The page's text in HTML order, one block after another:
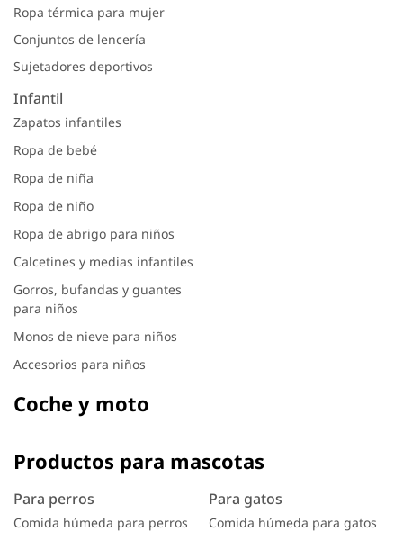
Ropa térmica para mujer
Conjuntos de lencería
Sujetadores deportivos
Infantil
Zapatos infantiles
Ropa de bebé
Ropa de niña
Ropa de niño
Ropa de abrigo para niños
Calcetines y medias infantiles
Gorros, bufandas y guantes
para niños
Monos de nieve para niños
Accesorios para niños
Coche y moto
Productos para mascotas
Para perros
Comida húmeda para perros
Para gatos
Comida húmeda para gatos